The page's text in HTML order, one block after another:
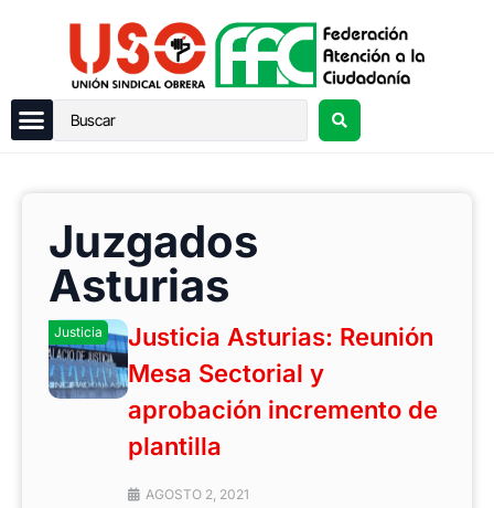
Juzgados
Asturias
Justicia
Justicia Asturias: Reunión
Mesa Sectorial y
aprobación incremento de
plantilla
AGOSTO 2, 2021